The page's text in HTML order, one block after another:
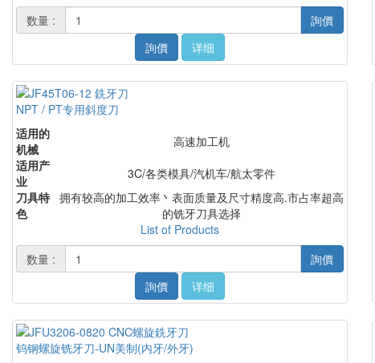
数量 :
詢價
詢價
详细
NPT / PT专用斜度刀
适用的
机械
高速加工机
适用产
业
3C/各类模具/汽机车/航太零件
刀具特
色
拥有较高的加工效率丶表面质量及尺寸精度高.市占率超高
的铣牙刀具选择
List of Products
数量 :
詢價
詢價
详细
钨钢螺旋铣牙刀-UN美制(内牙/外牙)